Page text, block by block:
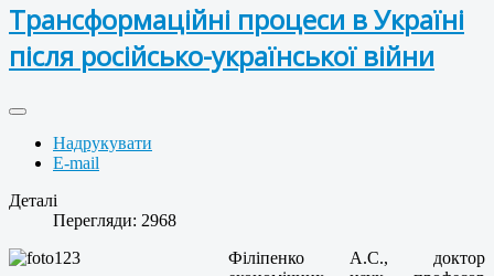
Трансформаційні процеси в Україні
після російсько-української війни
Надрукувати
E-mail
Деталі
Перегляди: 2968
Філіпенко А.С., доктор